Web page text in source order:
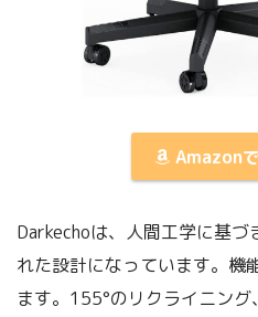
Amazon
Darkechoは、人間工学に基
れた設計になっています。機
ます。155°のリクライニン